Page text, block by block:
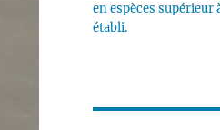
en espèces supérieur
établi.